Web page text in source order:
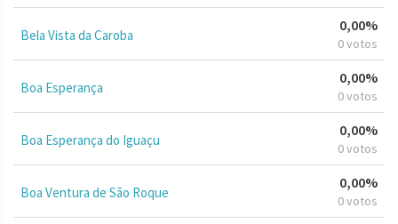
Bela Vista da Caroba
0,00%
0 votos
Boa Esperança
0,00%
0 votos
Boa Esperança do Iguaçu
0,00%
0 votos
Boa Ventura de São Roque
0,00%
0 votos